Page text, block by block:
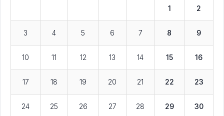
1 2
3 4 5 6 7 8 9
10 11 12 13 14 15 16
17 18 19 20 21 22 23
24 25 26 27 28 29 30